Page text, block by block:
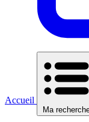
Accueil
Ma